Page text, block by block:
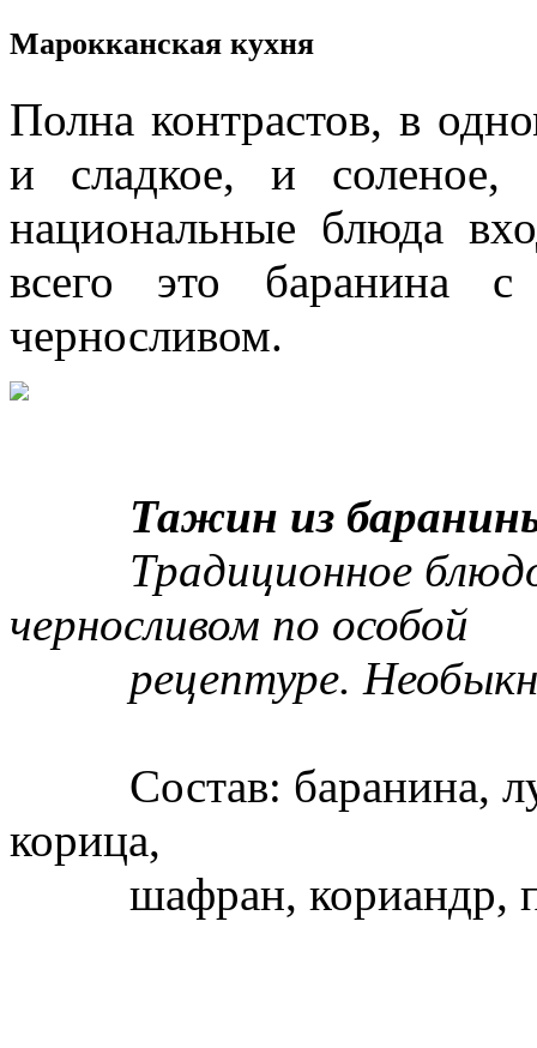
Марокканская кухня
Полна контрастов, в
и сладкое, и
национальные блюда
всего это баранина
черносливом.
Тажин из баранины
Традиционное блюдо
черносливом по особой
рецептуре.
Состав: баранина,
корица,
шафран, кориандр,